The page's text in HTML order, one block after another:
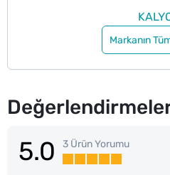
Markanın
5.0 3 Ürün Yorumu